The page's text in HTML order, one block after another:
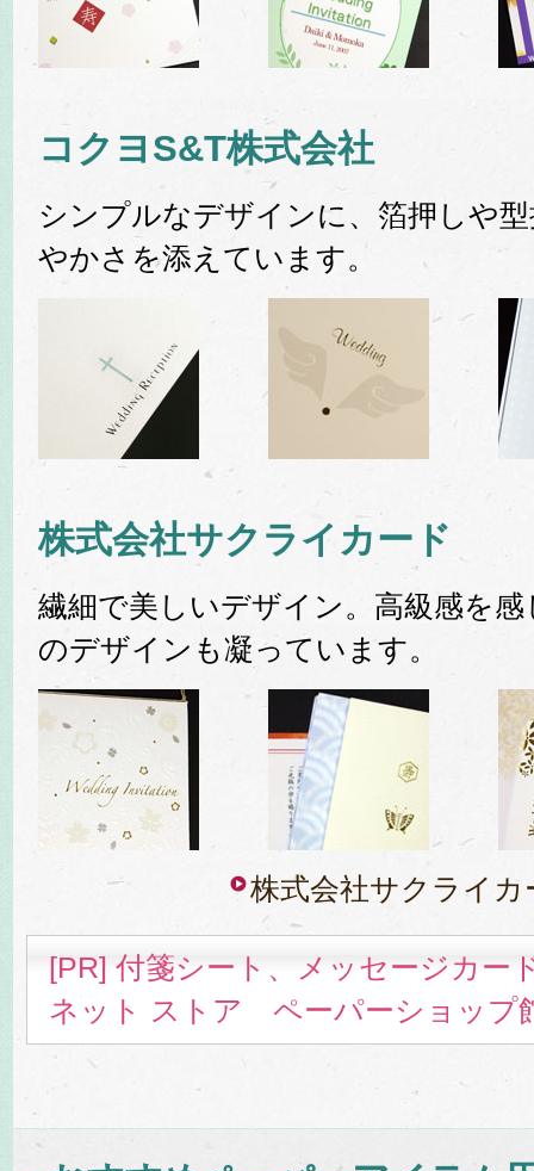
コクヨS&T株式会社
シンプルなデザインに、箔押しや
やかさを添えています。
株式会社サクライカード
繊細で美しいデザイン。高級感を
のデザインも凝っています。
株式会社サクライ
[PR] 付箋シート、メッセージカー
ネット ストア ペーパーショップ